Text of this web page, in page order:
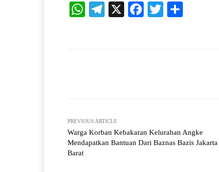
W
Te X
Fa
T
PREVIOUS ARTICLE
Warga Korban Kebakaran Kelurahan Angke
Mendapatkan Bantuan Dari Baznas Bazis Jakarta
Barat